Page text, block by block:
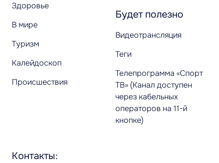
Здоровье
В мире
Туризм
Калейдоскоп
Происшествия
Будет полезно
Видеотрансляция
Теги
Телепрограмма «Спорт
ТВ» (Канал доступен
через кабельных
операторов на 11-й
кнопке)
Контакты: